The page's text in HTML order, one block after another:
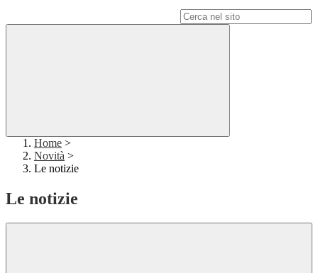
Home >
Novità >
Le notizie
Le notizie